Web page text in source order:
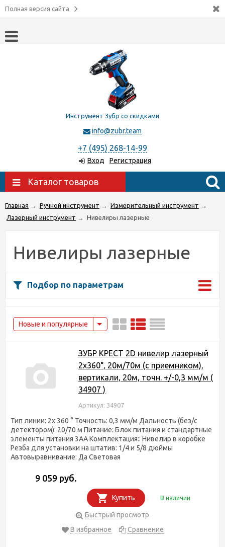
Полная версия сайта
Инструмент Зубр со скидками
info@zubr.team
+7 (495) 268-14-99
Вход Регистрация
Каталог товаров
Главная → Ручной инструмент → Измерительный инструмент →
Лазерный инструмент → Нивелиры лазерные
Нивелиры лазерные
Подбор по параметрам
Новые и популярные
ЗУБР КРЕСТ 2D нивелир лазерный
2х360°, 20м/70м (с приемником),
вертикали, 20м, точн. +/-0,3 мм/м (
34907 )
Артикул: 34907
Тип линии: 2x 360 ° Точность: 0,3 мм/м Дальность (без/с
детектором): 20/70 м Питание: Блок питания и стандартные
элементы питания 3AA Комплектация:: Нивелир в коробке
Резба для установки на штатив: 1/4 и 5/8 дюймы
Автовыравнивание: Да Световая
9 059 руб.
Купить В наличии
Быстрый просмотр
В избранное
Сравнение